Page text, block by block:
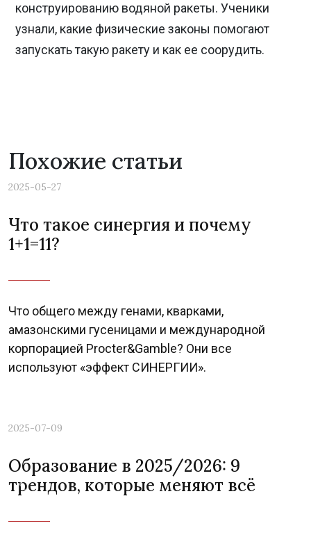
конструированию водяной ракеты. Ученики
узнали, какие физические законы помогают
запускать такую ракету и как ее соорудить.
Похожие статьи
2025-05-27
Что такое синергия и почему
1+1=11?
Что общего между генами, кварками,
амазонскими гусеницами и международной
корпорацией Procter&Gamble? Они все
используют «эффект СИНЕРГИИ».
2025-07-09
Образование в 2025/2026: 9
трендов, которые меняют всё
Previous